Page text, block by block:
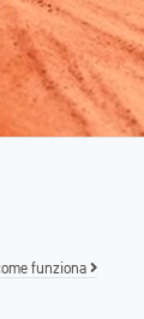
funziona